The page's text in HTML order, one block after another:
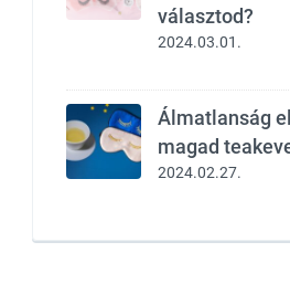
választod?
2024.03.01.
Álmatlanság
magad
2024.02.27.